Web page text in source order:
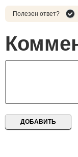
Полезен ответ?